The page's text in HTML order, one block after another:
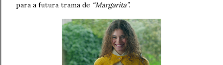
para a futura trama de “Margarita”.